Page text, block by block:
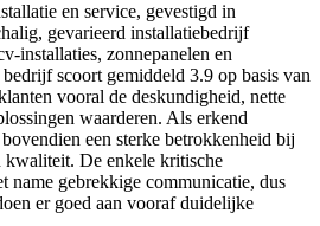
en service, gevestigd in
gevarieerd installatiebedrijf
installaties, zonnepanelen en
scoort gemiddeld 3.9 op basis van
vooral de deskundigheid, nette
waarderen. Als erkend
een sterke betrokkenheid bij
De enkele kritische
name gebrekkige communicatie, dus
er goed aan vooraf duidelijke